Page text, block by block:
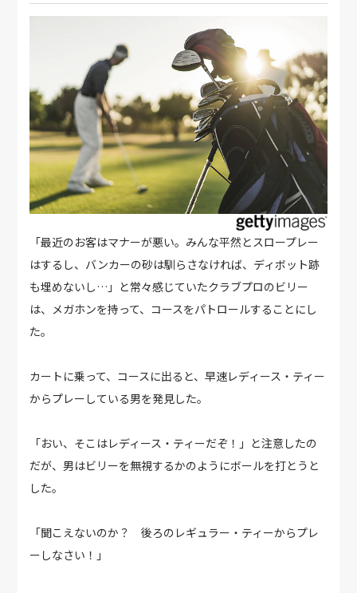
「最近のお客はマナーが悪い。みんな平然とスロープレー
はするし、バンカーの砂は馴らさなければ、ディボット跡
も埋めないし…」と常々感じていたクラブプロのビリー
は、メガホンを持って、コースをパトロールすることにし
た。
カートに乗って、コースに出ると、早速レディース・ティー
からプレーしている男を発見した。
「おい、そこはレディース・ティーだぞ！」と注意したの
だが、男はビリーを無視するかのようにボールを打とうと
した。
「聞こえないのか？ 後ろのレギュラー・ティーからプレ
ーしなさい！」